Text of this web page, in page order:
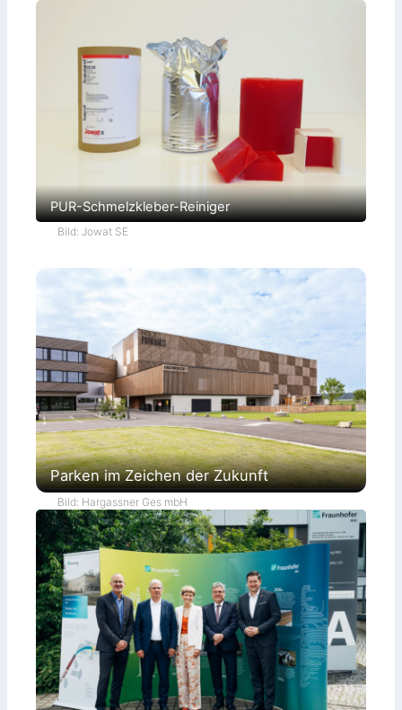
PUR-Schmelzkleber-Reiniger
Bild: Jowat SE
Parken im Zeichen der Zukunft
Bild: Hargassner Ges mbH